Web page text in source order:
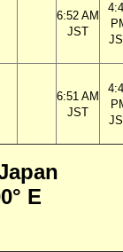
6:52 AM
JST
6:51 AM
JST
E